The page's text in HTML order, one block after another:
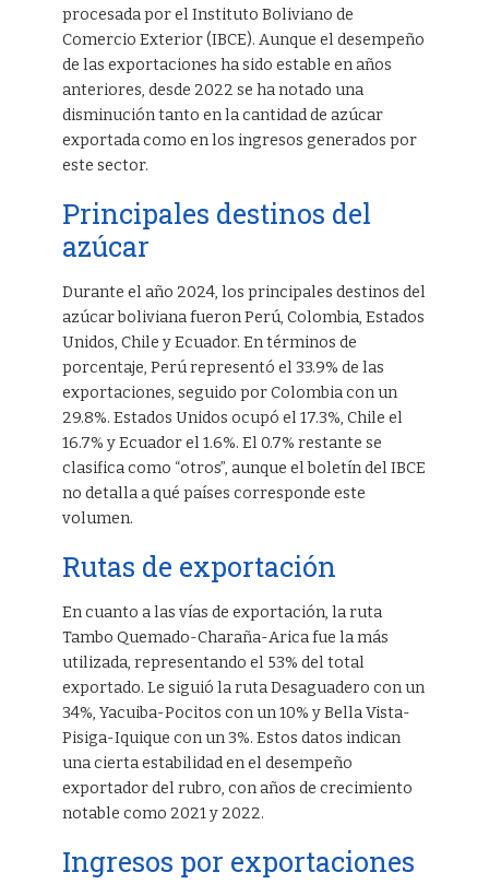
procesada por el Instituto Boliviano de
Comercio Exterior (IBCE). Aunque el desempeño
de las exportaciones ha sido estable en años
anteriores, desde 2022 se ha notado una
disminución tanto en la cantidad de azúcar
exportada como en los ingresos generados por
este sector.
Principales destinos del
azúcar
Durante el año 2024, los principales destinos del
azúcar boliviana fueron Perú, Colombia, Estados
Unidos, Chile y Ecuador. En términos de
porcentaje, Perú representó el 33.9% de las
exportaciones, seguido por Colombia con un
29.8%. Estados Unidos ocupó el 17.3%, Chile el
16.7% y Ecuador el 1.6%. El 0.7% restante se
clasifica como “otros”, aunque el boletín del IBCE
no detalla a qué países corresponde este
volumen.
Rutas de exportación
En cuanto a las vías de exportación, la ruta
Tambo Quemado-Charaña-Arica fue la más
utilizada, representando el 53% del total
exportado. Le siguió la ruta Desaguadero con un
34%, Yacuiba-Pocitos con un 10% y Bella Vista-
Pisiga-Iquique con un 3%. Estos datos indican
una cierta estabilidad en el desempeño
exportador del rubro, con años de crecimiento
notable como 2021 y 2022.
Ingresos por exportaciones